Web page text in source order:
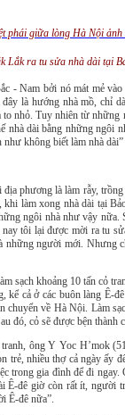
ra tu sửa nhà dài tại
- Nam bởi nó mát mẻ
là hướng nhà mồ, chỉ
to nhỏ. Tuy nhiên từ
nhà dài bằng những ngôi
như không biết làm nhà
phương là làm rẫy,
làm xong nhà dài tại
ngôi nhà như vậy nữa.
tôi lại được mời ra tu
những người mới. Nhưng
sạch khoảng 10 tấn cỏ
kể cả ở các buôn làng Ê-
chuyển về Hà Nội. Làm
đó, cỏ sẽ được bện thành
tranh, ông Y Yoc H’mok
trẻ, nhiều thợ cả ngày ấy
trong gia đình để đi
Ê-đê giờ còn rất ít, người
Ê-đê nữa”.